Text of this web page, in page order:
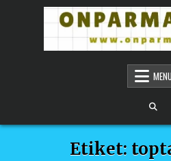
Skip to content
ONPARMAKNET SITELERMENU
Etiket: